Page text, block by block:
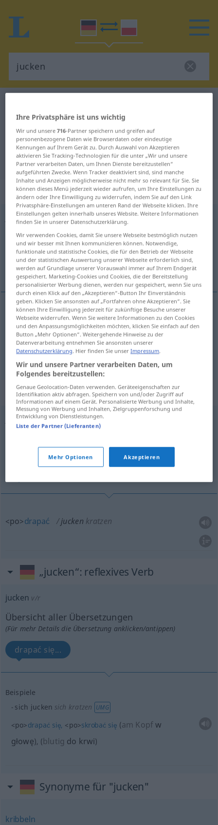
Deutsch-Polnisch Übersetzung für
"jucken"
"jucken" Polnisch Übersetzung
„jucken“: intransitives Verb
juckenv/i
Übersicht aller Übersetzungen
(Für mehr Details die Übersetzung anklicken/antippen)
drapać, swędzić, świerzbić
swędzi(e)ć, świerzbi(e)ć juckenkribbeln
drapać jucken Stoff
„jucken“: transitives Verb
juckenv/t
(Für mehr Details die Übersetzung anklicken/antippen)
<po>drapać jucken kratzen
„jucken“: reflexives Verb
jucken v/r
Übersicht aller Übersetzungen
(Für mehr Details die Übersetzung anklicken/antippen)
drapać się...
Beispiele
sich jucken sich kratzen UMG
<po>drapać się, <po>skrobać się (am Kopfw
głowę), (blutig do krwi)
Synonyme für "jucken"
kribbeln
Ihre Privatsphäre ist uns wichtig
Wir und unsere716-Partner speichern und greifen auf
personenbezogene Daten wie Browserdaten oder eindeutige
Kennungen auf Ihrem Gerät zu. Durch Auswahl von Akzeptieren
aktivieren Sie Tracking-Technologien für die unter „Wir und unsere
Partner verarbeiten Daten, um Ihnen Dienste bereitzustellen“
aufgeführten Zwecke. Wenn Tracker deaktiviert sind, sind manche
Inhalte und Anzeigen möglicherweise nicht mehr so relevant für Sie. Sie
können dieses Menü jederzeit wieder aufrufen, um Ihre Einstellungen zu
ändern oder Ihre Einwilligung zu widerrufen, indem Sie auf den Link
Privatsphäre-Einstellungen am unteren Rand der Webseite klicken. Ihre
Einstellungen gelten innerhalb unseres Website. Weitere Informationen
finden Sie in unserer Datenschutzerklärung.
Wir verwenden Cookies, damit Sie unsere Webseite bestmöglich nutzen
und wir besser mit Ihnen kommunizieren können. Notwendige,
funktionale und statistische Cookies, die für den Betrieb der Webseite
und der statistischen Auswertung unserer Webseite erforderlich sind,
werden auf Grundlage unserer Vorauswahl immer auf Ihrem Endgerät
gespeichert. Marketing-Cookies und Cookies, die der Bereitstellung
personalisierter Werbung dienen, werden nur gespeichert, wenn Sie uns
durch einen Klick auf den „Akzeptieren“-Button Ihr Einverständnis
geben. Klicken Sie ansonsten auf „Fortfahren ohne Akzeptieren“. Sie
können Ihre Einwilligung jederzeit für zukünftige Besuche unserer
Webseite widerrufen. Wenn Sie weitere Informationen zu den Cookies
und den Anpassungsmöglichkeiten möchten, klicken Sie einfach auf den
Button „Mehr Optionen“. Weitergehende Hinweise zu der
Datenverarbeitung entnehmen Sie ansonsten unserer
Datenschutzerklärung. Hier finden Sie unserImpressum.
Wir und unsere Partner verarbeiten Daten, um
Folgendes bereitzustellen:
Genaue Geolocation-Daten verwenden. Geräteeigenschaften zur
Identifikation aktiv abfragen. Speichern von und/oder Zugriff auf
Informationen auf einem Gerät. Personalisierte Werbung und Inhalte,
Messung von Werbung und Inhalten, Zielgruppenforschung und
Entwicklung von Dienstleistungen.
Liste der Partner (Lieferanten)
Mehr Optionen Akzeptieren